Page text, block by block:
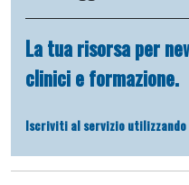
La tua risorsa per
clinici e formazione.
Iscriviti al servizio